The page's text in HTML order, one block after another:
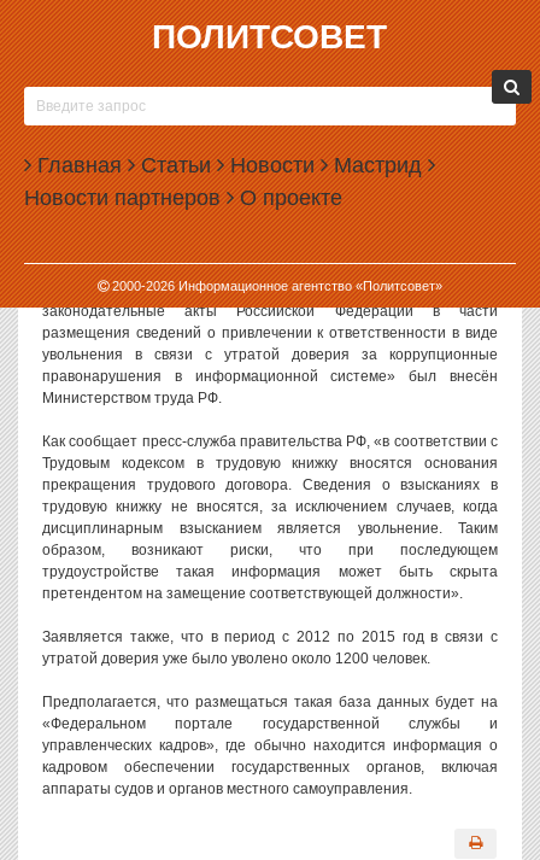
ПОЛИТСОВЕТ
Главная Статьи Новости Мастрид
Новости партнеров О проекте
2000-2026Информационное агентство «Политсовет»
25.08.2016, 14:42
В РОССИИ ПОЯВИТСЯ «ЧЕРНЫЙ СПИСОК»
ЧИНОВНИКОВ
Правительство России создаст единый реестр лиц, «уволенных
из органов власти в связи с утратой доверия». Это поможет
властям оперативно получать информацию о нарушениях
чиновников на прошлой работе.
Законопроект с заглавием «О внесении изменений в отдельные
законодательные акты Российской Федерации в части
размещения сведений о привлечении к ответственности в виде
увольнения в связи с утратой доверия за коррупционные
правонарушения в информационной системе» был внесён
Министерством труда РФ.
Как сообщает пресс-служба правительства РФ, «в соответствии с
Трудовым кодексом в трудовую книжку вносятся основания
прекращения трудового договора. Сведения о взысканиях в
трудовую книжку не вносятся, за исключением случаев, когда
дисциплинарным взысканием является увольнение. Таким
образом, возникают риски, что при последующем
трудоустройстве такая информация может быть скрыта
претендентом на замещение соответствующей должности».
Заявляется также, что в период с 2012 по 2015 год в связи с
утратой доверия уже было уволено около 1200 человек.
Предполагается, что размещаться такая база данных будет на
«Федеральном портале государственной службы и
управленческих кадров», где обычно находится информация о
кадровом обеспечении государственных органов, включая
аппараты судов и органов местного самоуправления.